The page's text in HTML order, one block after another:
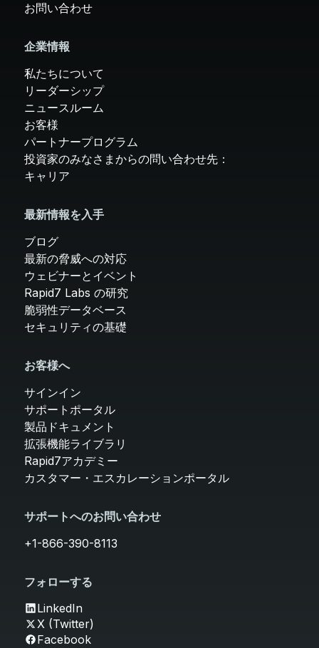
お問い合わせ
企業情報
私たちについて
リーダーシップ
ニュースルーム
お客様
パートナープログラム
投資家のみなさまからの問い合わせ先：
キャリア
最新情報を入手
ブログ
最新の脅威への対応
ウェビナーとイベント
Rapid7 Labs の研究
脆弱性データベース
セキュリティの基礎
お客様へ
サインイン
サポートポータル
製品ドキュメント
拡張機能ライブラリ
Rapid7アカデミー
カスタマー・エスカレーションポータル
サポートへのお問い合わせ
+1-866-390-8113
フォローする
LinkedIn
X (Twitter)
Facebook